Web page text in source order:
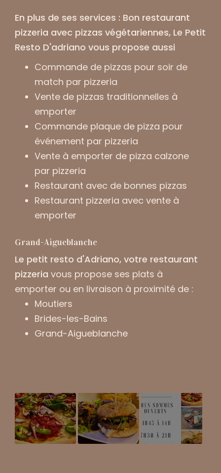
En plus de ses services : Bon restaurant
pizzeria avec pizzas végétariennes, Le Petit
Resto D'adriano vous propose aussi
Commande de pizzas pour soir de
match par pizzeria
Vente de pizzas traditionnelles à
emporter
Commande plaque de pizza pour
événement par pizzeria
Vente à emporter de pizza calzone
par pizzeria
Restaurant avec de bonnes pizzas
Restaurant pizzeria avec vente à
emporter
Grand-Aigueblanche
Le petit resto d'Adriano, votre restaurant
pizzeria vous propose ses plats à
emporter ou en livraison à proximité de :
Moutiers
Brides-les-Bains
Grand-Aigueblanche